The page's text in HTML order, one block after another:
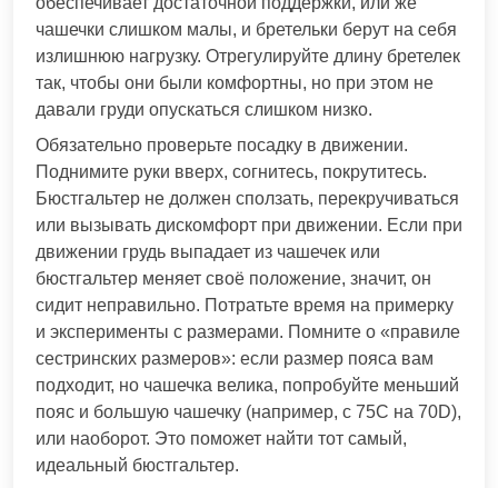
чашечки слишком малы, и бретельки берут на себя
излишнюю нагрузку. Отрегулируйте длину бретелек
так, чтобы они были комфортны, но при этом не
давали груди опускаться слишком низко.
Обязательно проверьте посадку в движении.
Поднимите руки вверх, согнитесь, покрутитесь.
Бюстгальтер не должен сползать, перекручиваться
или вызывать дискомфорт при движении. Если при
движении грудь выпадает из чашечек или
бюстгальтер меняет своё положение, значит, он
сидит неправильно. Потратьте время на примерку
и эксперименты с размерами. Помните о «правиле
сестринских размеров»: если размер пояса вам
подходит, но чашечка велика, попробуйте меньший
пояс и большую чашечку (например, с 75С на 70D),
или наоборот. Это поможет найти тот самый,
идеальный бюстгальтер.